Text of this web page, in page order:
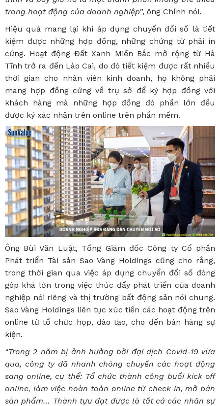
trong hoạt động của doanh nghiệp”, ông Chính nói.
Hiệu quả mang lại khi áp dụng chuyển đổi số là tiết
kiệm được những hợp đồng, những chứng từ phải in
cứng. Hoạt động Đất Xanh Miền Bắc mở rộng từ Hà
Tĩnh trở ra đến Lào Cai, do đó tiết kiệm được rất nhiều
thời gian cho nhân viên kinh doanh, họ không phải
mang hợp đồng cứng về trụ sở để ký hợp đồng với
khách hàng mà những hợp đồng đó phần lớn đều
được ký xác nhận trên online trên phần mềm.
Ông Bùi Văn Luật, Tổng Giám đốc Công ty Cổ phần
Phát triển Tài sản Sao Vàng Holdings cũng cho rằng,
trong thời gian qua việc áp dụng chuyển đổi số đóng
góp khá lớn trong việc thúc đẩy phát triển của doanh
nghiệp nói riêng và thị trường bất động sản nói chung.
Sao Vàng Holdings liên tục xúc tiến các hoạt động trên
online từ tổ chức họp, đào tạo, cho đến bán hàng sự
kiện.
“Trong 2 năm bị ảnh hưởng bởi đại dịch Covid-19 vừa
qua, công ty đã nhanh chóng chuyển các hoạt động
sang online, cụ thể: Tổ chức thành công buổi kick off
online, làm việc hoàn toàn online từ check in, mở bán
sản phẩm… Thành tựu đạt được là tất cả các nhân sự